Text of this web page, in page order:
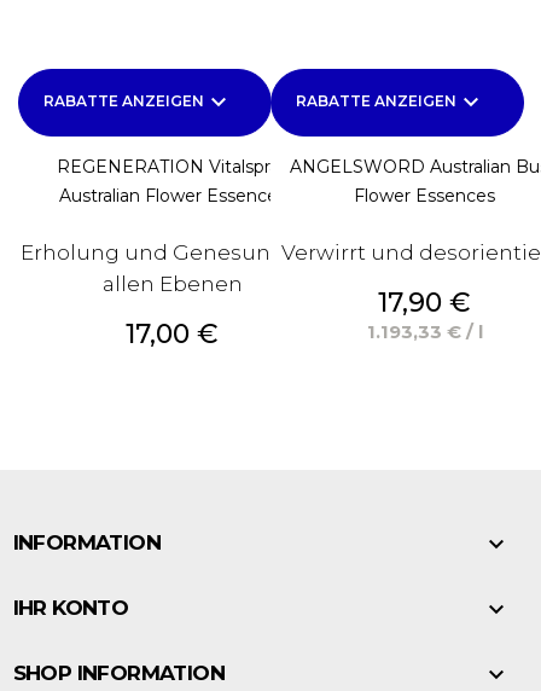
RABATTE ANZEIGEN keyboard_arrow_down
REGENERATION Vitalspray
Australian Flower Essences
Erholung und Genesung auf
allen Ebenen
Preis
17,00 €
RABATTE ANZEIGEN keyboard_arrow_down
ANGELSWORD Australian
Flower Essences
Verwirrt und
Preis
17,90 €
1.193,33 € / l
INFORMATION 
IHR KONTO 
SHOP INFORMATION 